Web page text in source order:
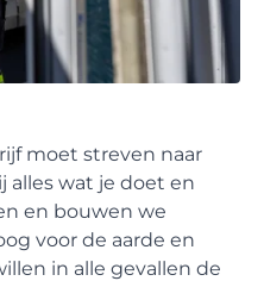
moet streven naar
alles wat je doet en
en bouwen we
voor de aarde en
in alle gevallen de